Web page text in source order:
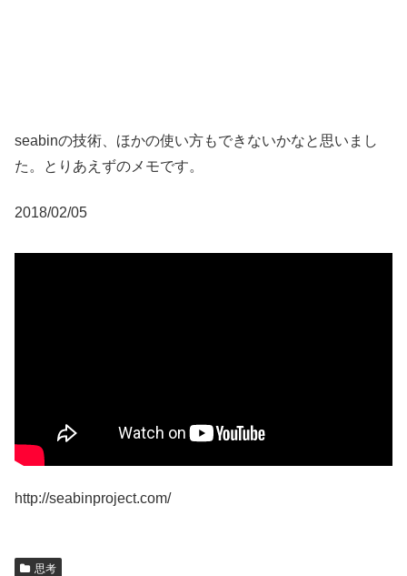
seabinの技術、ほかの使い方もできないかなと思いまし
た。とりあえずのメモです。
2018/02/05
http://seabinproject.com/
思考